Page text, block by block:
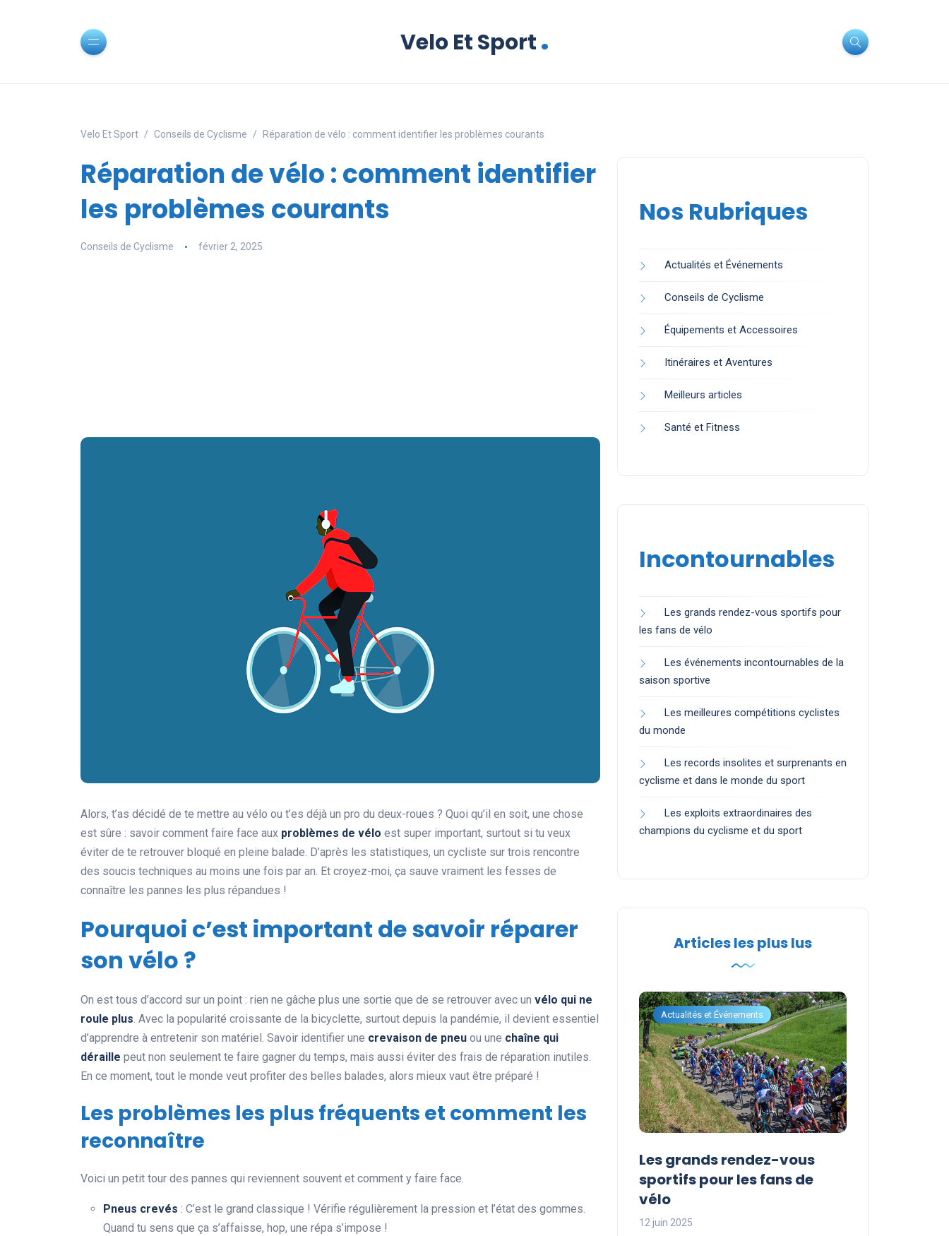
Velo Et Sport.
Velo Et Sport Conseils de Cyclisme Réparation de vélo : comment identifier les problèmes courants
Réparation de vélo : comment identifier
les problèmes courants
Conseils de Cyclisme février 2, 2025
Alors, t’as décidé de te mettre au vélo ou t’es déjà un pro du deux-roues ? Quoi qu’il en soit, une chose
est sûre : savoir comment faire face aux problèmes de vélo est super important, surtout si tu veux
éviter de te retrouver bloqué en pleine balade. D’après les statistiques, un cycliste sur trois rencontre
des soucis techniques au moins une fois par an. Et croyez-moi, ça sauve vraiment les fesses de
connaître les pannes les plus répandues !
Pourquoi c’est important de savoir réparer
son vélo ?
On est tous d’accord sur un point : rien ne gâche plus une sortie que de se retrouver avec un vélo qui ne
roule plus. Avec la popularité croissante de la bicyclette, surtout depuis la pandémie, il devient essentiel
d’apprendre à entretenir son matériel. Savoir identifier une crevaison de pneu ou une chaîne qui
déraille peut non seulement te faire gagner du temps, mais aussi éviter des frais de réparation inutiles.
En ce moment, tout le monde veut profiter des belles balades, alors mieux vaut être préparé !
Les problèmes les plus fréquents et comment les
reconnaître
Voici un petit tour des pannes qui reviennent souvent et comment y faire face.
Pneus crevés : C’est le grand classique ! Vérifie régulièrement la pression et l’état des gommes.
Quand tu sens que ça s’affaisse, hop, une répa s’impose !
Nos Rubriques
Actualités et Événements
Conseils de Cyclisme
Équipements et Accessoires
Itinéraires et Aventures
Meilleurs articles
Santé et Fitness
Incontournables
Les grands rendez-vous sportifs pour
les fans de vélo
Les événements incontournables de la
saison sportive
Les meilleures compétitions cyclistes
du monde
Les records insolites et surprenants en
cyclisme et dans le monde du sport
Les exploits extraordinaires des
champions du cyclisme et du sport
Articles les plus lus
Actualités et Événements
surprenants en cyclisme et
dans le monde du sport
Actualités et Événements
Les grands rendez-vous
sportifs pour les fans de
vélo
12 juin 2025